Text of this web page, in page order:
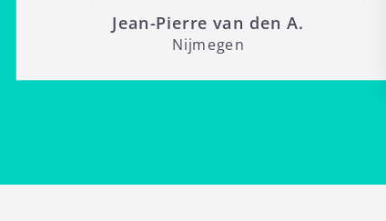
Jean-Pierre van den A.
Nijmegen